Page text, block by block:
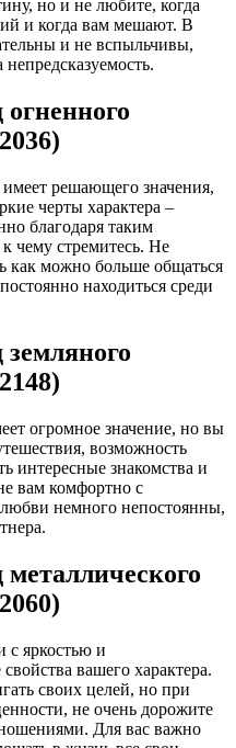
но и не любите, когда
и когда вам мешают. В
и не вспыльчивы,
решающего значения,
черты характера –
благодаря таким
к чему стремитесь. Не
как можно больше общаться
находиться среди
огромное значение, но вы
возможность
интересные знакомства и
вам комфортно с
немного непостоянны,
с яркостью и
вашего характера.
своих целей, но при
не очень дорожите
Для вас важно